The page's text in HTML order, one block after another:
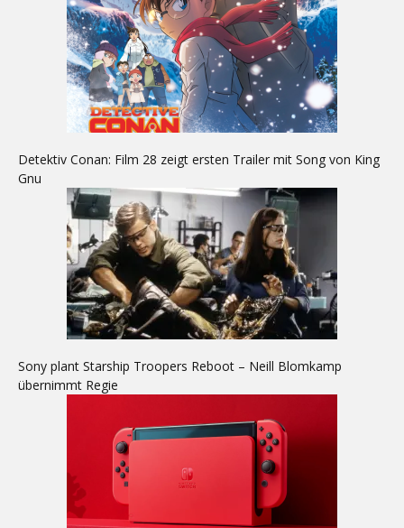
Detektiv Conan: Film 28 zeigt ersten Trailer mit Song von King
Gnu
Sony plant Starship Troopers Reboot – Neill Blomkamp
übernimmt Regie